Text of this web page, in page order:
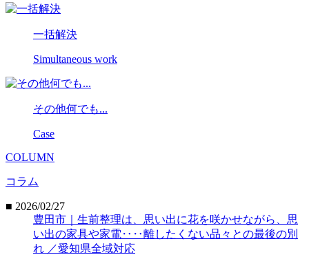
一括解決
Simultaneous work
その他何でも...
Case
COLUMN
コラム
■ 2026/02/27
豊田市｜生前整理は、思い出に花を咲かせながら、思
い出の家具や家電‥‥離したくない品々との最後の別
れ ／愛知県全域対応